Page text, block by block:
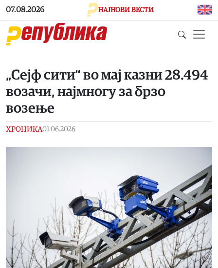
Skip to main content
07.08.2026 НАЈНОВИ ВЕСТИ
„Сејф сити“ во мај казни 28.494
возачи, најмногу за брзо
возење
ХРОНИКА01.06.2026